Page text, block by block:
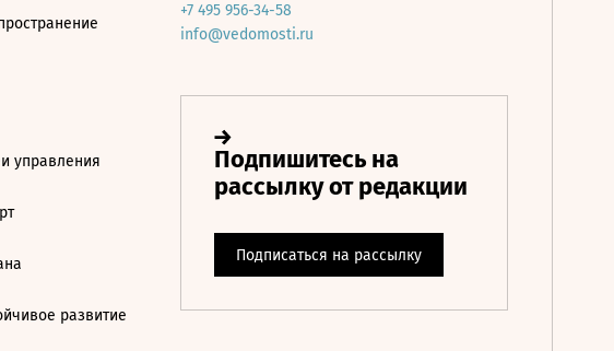
управления
развитие
+7 495 956-34-58
info@vedomosti.ru